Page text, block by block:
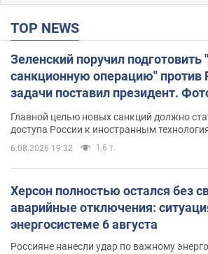
TOP NEWS
Зеленский поручил
санкционную операцию" против
задачи поставил президент.
Главной целью новых санкций должно
доступа России к иностранным
6.08.2026 19:32 1,6 т.
Херсон полностью остался без
аварийные отключения:
энергосистеме 6 августа
Россияне нанесли удар по важному